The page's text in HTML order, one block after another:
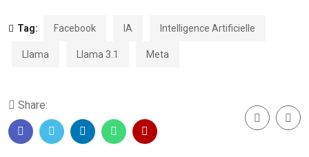
Tag: Facebook IA Intelligence Artificielle
Llama Llama 3.1 Meta
Share: